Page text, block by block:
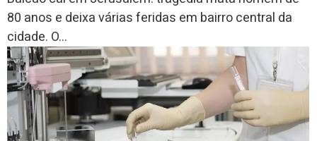
80 anos e deixa várias feridas em bairro central da
cidade. O...